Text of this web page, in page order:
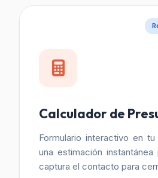
Calculador de
Formulario interactivo en
una estimación
captura el contacto para